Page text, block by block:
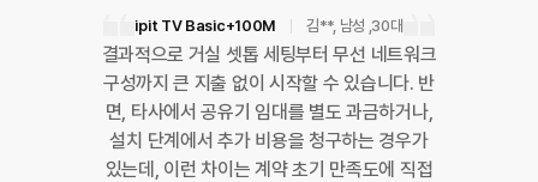
ipit TV Basic+100M 김**, 남성 ,30대
결과적으로 거실 셋톱 세팅부터 무선 네트워크
구성까지 큰 지출 없이 시작할 수 있습니다. 반
면, 타사에서 공유기 임대를 별도 과금하거나,
설치 단계에서 추가 비용을 청구하는 경우가
있는데, 이런 차이는 계약 초기 만족도에 직접